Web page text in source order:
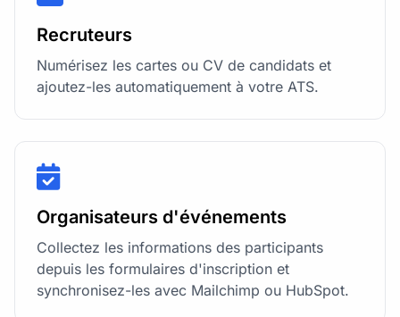
Recruteurs
Numérisez les cartes ou CV de candidats et
ajoutez-les automatiquement à votre ATS.
Organisateurs d'événements
Collectez les informations des participants
depuis les formulaires d'inscription et
synchronisez-les avec Mailchimp ou HubSpot.